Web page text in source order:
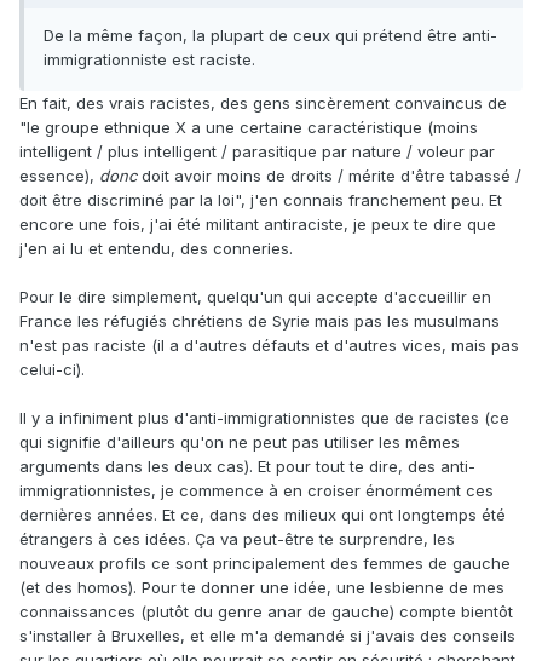
De la même façon, la plupart de ceux qui prétend être anti-
immigrationniste est raciste.
En fait, des vrais racistes, des gens sincèrement convaincus de
"le groupe ethnique X a une certaine caractéristique (moins
intelligent / plus intelligent / parasitique par nature / voleur par
essence), doncdoit avoir moins de droits / mérite d'être tabassé /
doit être discriminé par la loi", j'en connais franchement peu. Et
encore une fois, j'ai été militant antiraciste, je peux te dire que
j'en ai lu et entendu, des conneries.
Pour le dire simplement, quelqu'un qui accepte d'accueillir en
France les réfugiés chrétiens de Syrie mais pas les musulmans
n'est pas raciste (il a d'autres défauts et d'autres vices, mais pas
celui-ci).
Il y a infiniment plus d'anti-immigrationnistes que de racistes (ce
qui signifie d'ailleurs qu'on ne peut pas utiliser les mêmes
arguments dans les deux cas). Et pour tout te dire, des anti-
immigrationnistes, je commence à en croiser énormément ces
dernières années. Et ce, dans des milieux qui ont longtemps été
étrangers à ces idées. Ça va peut-être te surprendre, les
nouveaux profils ce sont principalement des femmes de gauche
(et des homos). Pour te donner une idée, une lesbienne de mes
connaissances (plutôt du genre anar de gauche) compte bientôt
s'installer à Bruxelles, et elle m'a demandé si j'avais des conseils